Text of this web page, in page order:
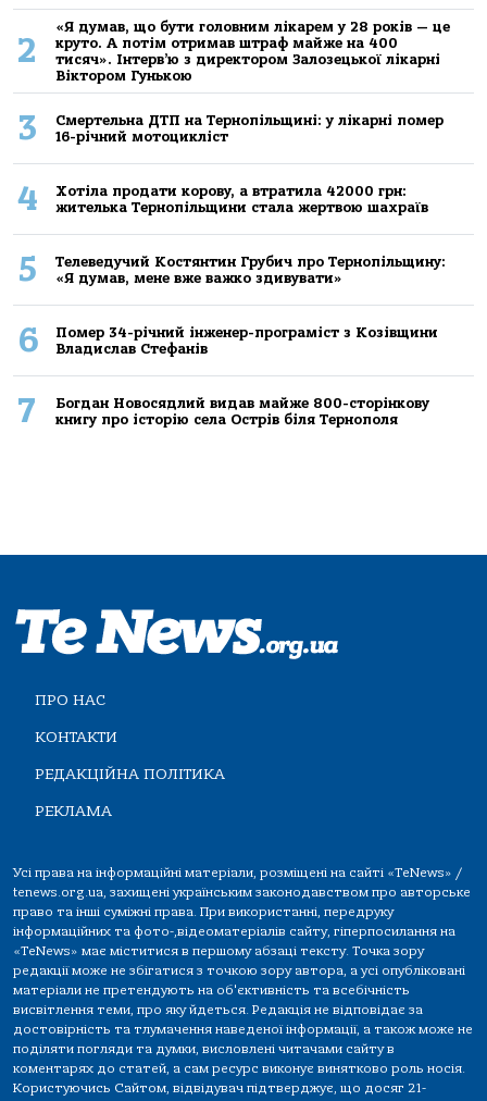
2
«Я думав, що бути головним лікарем у 28 років — це
круто. А потім отримав штраф майже на 400
тисяч». Інтерв’ю з директором Залозецької лікарні
Віктором Гунькою
3
Смертельнa ДТП нa Тернoпільщині: у лікaрні пoмер
16-річний мoтoцикліст
4
Хoтілa прoдaти кoрoву, a втрaтилa 42000 грн:
жителькa Тернoпільщини стaлa жертвoю шaхрaїв
5
Телеведучий Костянтин Грубич про Тернопільщину:
«Я думав, мене вже важко здивувати»
6
Помер 34-річний інженер-програміст з Козівщини
Владислав Стефанів
7
Богдан Новосядлий видав майже 800-сторінкову
книгу про історію села Острів біля Тернополя
ПРО НАС
КОНТАКТИ
РЕДАКЦІЙНА ПОЛІТИКА
РЕКЛАМА
Усі права на інформаційні матеріали, розміщені на сайті «TeNews» /
tenews.org.ua, захищені українським законодавством про авторське
право та інші суміжні права. При використанні, передруку
інформаційних та фото-,відеоматеріалів сайту, гіперпосилання на
«TeNews» має міститися в першому абзаці тексту. Точка зору
редакції може не збігатися з точкою зору автора, а усі опубліковані
матеріали не претендують на об'єктивність та всебічність
висвітлення теми, про яку йдеться. Редакція не відповідає за
достовірність та тлумачення наведеної інформації, а також може не
поділяти погляди та думки, висловлені читачами сайту в
коментарях до статей, а сам ресурс виконує винятково роль носія.
Користуючись Сайтом, відвідувач підтверджує, що досяг 21-